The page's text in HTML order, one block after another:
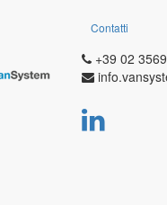
Contatti
+39 02